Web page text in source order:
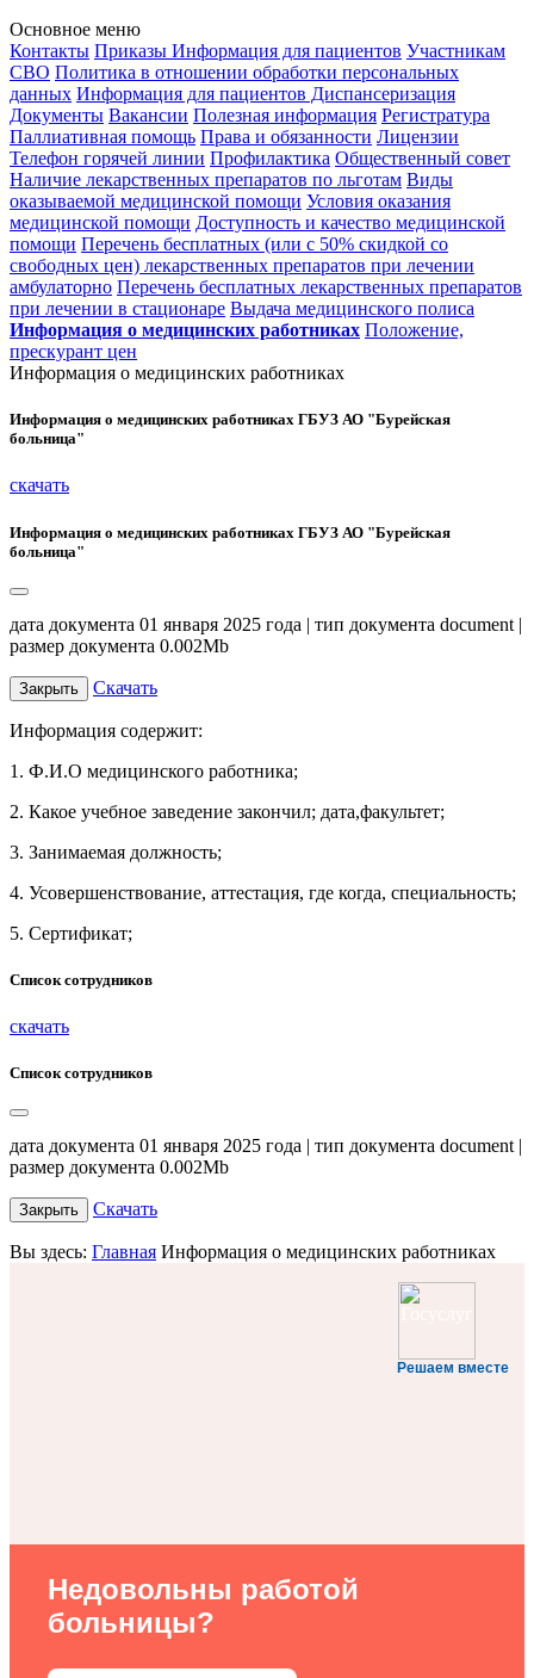
Основное меню
Контакты Приказы Информация для пациентов Участникам
СВО Политика в отношении обработки персональных
данных Информация для пациентов Диспансеризация
Документы Вакансии Полезная информация Регистратура
Паллиативная помощь Права и обязанности Лицензии
Телефон горячей линии Профилактика Общественный совет
Наличие лекарственных препаратов по льготам Виды
оказываемой медицинской помощи Условия оказания
медицинской помощи Доступность и качество медицинской
помощи Перечень бесплатных (или с 50% скидкой со
свободных цен) лекарственных препаратов при лечении
амбулаторно Перечень бесплатных лекарственных препаратов
при лечении в стационаре Выдача медицинского полиса
Информация о медицинских работниках Положение,
прескурант цен
Информация о медицинских работниках
Информация о медицинских работниках ГБУЗ АО "Бурейская
больница"
скачать
Информация о медицинских работниках ГБУЗ АО "Бурейская
больница"
дата документа 01 января 2025 года | тип документа document |
размер документа 0.002Mb
Закрыть Скачать
Информация содержит:
1. Ф.И.О медицинского работника;
2. Какое учебное заведение закончил; дата,факультет;
3. Занимаемая должность;
4. Усовершенствование, аттестация, где когда, специальность;
5. Сертификат;
Список сотрудников
скачать
Список сотрудников
дата документа 01 января 2025 года | тип документа document |
размер документа 0.002Mb
Закрыть Скачать
Вы здесь: Главная Информация о медицинских работниках
Решаем вместе
Недовольны работой
больницы?